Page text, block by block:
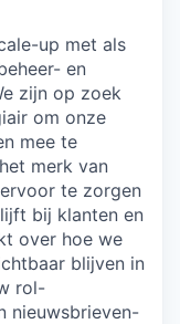
up met als
en
zijn op zoek
om onze
mee te
merk van
te zorgen
bij klanten en
over hoe we
blijven in
rol-
nieuwsbrieven-